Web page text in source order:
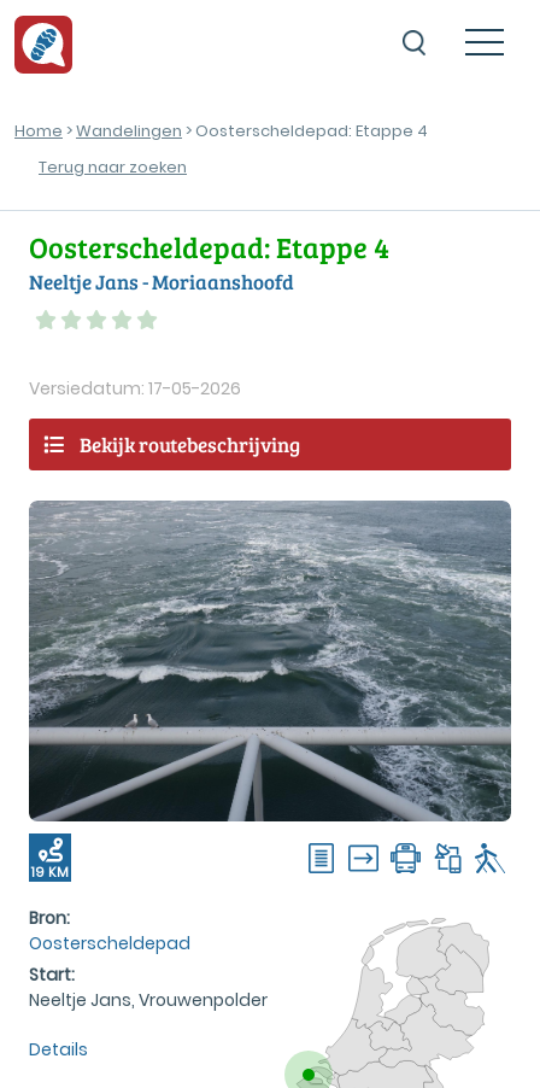
Home >Wandelingen > Oosterscheldepad: Etappe 4
Terug naar zoeken
Oosterscheldepad: Etappe 4
Neeltje Jans - Moriaanshoofd
Versiedatum: 17-05-2026
Bekijk routebeschrijving
19 KM
Bron:
Oosterscheldepad
Start:
Neeltje Jans, Vrouwenpolder
Details